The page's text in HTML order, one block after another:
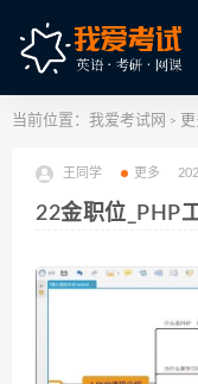
当前位置： 我爱考试网 >
王同学 更多
22金职位_PHP